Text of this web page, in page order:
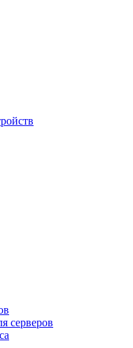
серверов